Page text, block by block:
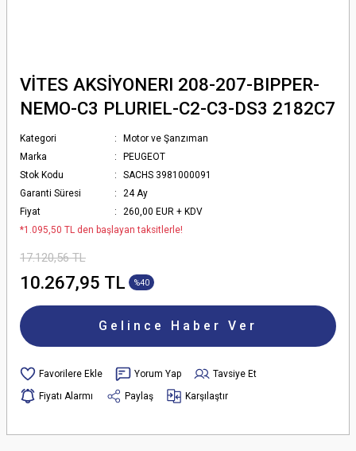
VİTES AKSİYONERI 208-207-BIPPER-
NEMO-C3 PLURIEL-C2-C3-DS3 2182C7
Kategori
Motor ve Şanzıman
Marka
PEUGEOT
Stok Kodu
SACHS 3981000091
Garanti Süresi
24 Ay
Fiyat
260,00 EUR + KDV
*1.095,50 TL den başlayan taksitlerle!
17.120,56 TL
10.267,95 TL %40
Gelince Haber Ver
Yorum Yap
Tavsiye Et
Fiyatı Alarmı
Paylaş Karşılaştır